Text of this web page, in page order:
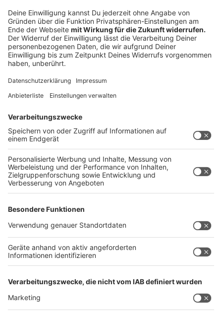
Abbedingung des Schriftformerfordernisses
selbst. Sollten eine oder mehrere der
vorstehenden Klauseln ganz oder teilweise nichtig,
unwirksam oder undurchführbar sein oder werden,
bleiben die übrigen Bedingungen wirksam. An deren
Gleiches gilt bei Vorliegen einer Regelungslücke.
Verwendete Sammelbegriffe wie Mitarbeiter,
Teilnehmer, Gewinner, Sieger, Hörer oder andere
gelten für Frauen und Männer gleichermaßen und
sind daher als geschlechtsneutral anzusehen. Die
männliche Bezeichnungsform wurde
ausschließlich aus Gründen der besseren
RADIO KIEPENKERL, 17.10.2023
Veröffentlicht: Dienstag, 17.10.2023 10:00